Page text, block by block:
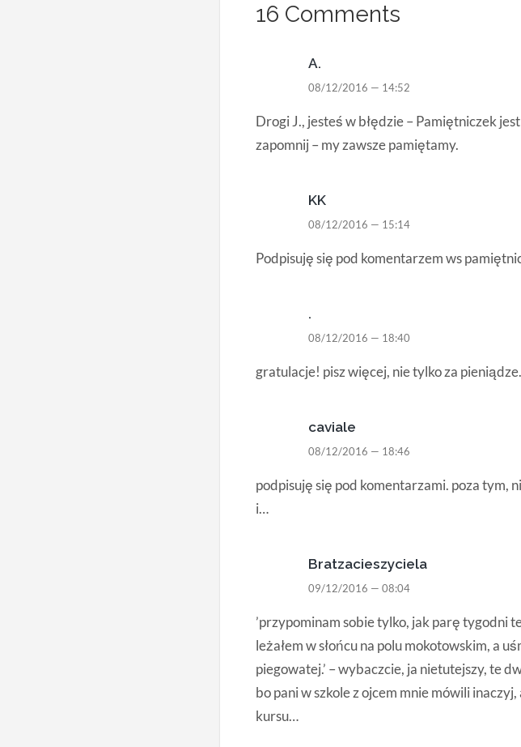
16 Comments
A.
08/12/2016 — 14:52
Drogi J., jesteś w błędzie – Pamiętniczek
zapomnij – my zawsze pamiętamy.
KK
08/12/2016 — 15:14
Podpisuję się pod komentarzem ws
.
08/12/2016 — 18:40
gratulacje! pisz więcej, nie tylko za
caviale
08/12/2016 — 18:46
podpisuję się pod komentarzami. poza tym,
i…
Bratzacieszyciela
09/12/2016 — 08:04
’przypominam sobie tylko, jak parę tygodni
leżałem w słońcu na polu mokotowskim, a
piegowatej.’ – wybaczcie, ja nietutejszy, te
bo pani w szkole z ojcem mnie mówili
kursu…